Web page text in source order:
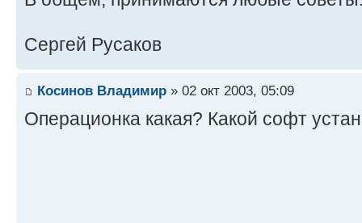
Сергей Русаков
Косинов Владимир » 02 окт 2003, 05:09
Операционка какая? Какой софт